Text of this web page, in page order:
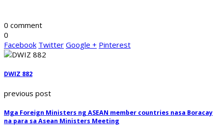
0 comment
0
Facebook Twitter Google + Pinterest
DWIZ 882
previous post
Mga Foreign Ministers ng ASEAN member countries nasa Boracay
na para sa Asean Ministers Meeting